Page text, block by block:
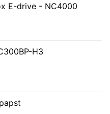
E-drive - NC4000
H3